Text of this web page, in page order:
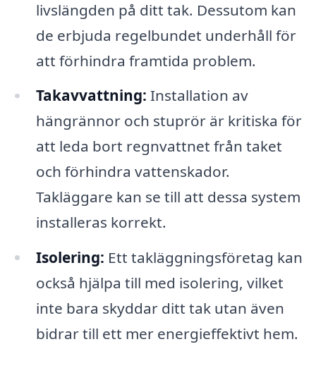
livslängden på ditt tak. Dessutom kan
de erbjuda regelbundet underhåll för
att förhindra framtida problem.
Takavvattning: Installation av
hängrännor och stuprör är kritiska för
att leda bort regnvattnet från taket
och förhindra vattenskador.
Takläggare kan se till att dessa system
installeras korrekt.
Isolering: Ett takläggningsföretag kan
också hjälpa till med isolering, vilket
inte bara skyddar ditt tak utan även
bidrar till ett mer energieffektivt hem.